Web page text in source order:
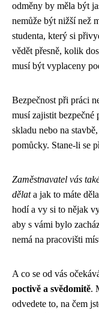
odměny by měla být
nemůže být nižší než
studenta, který si
vědět přesně, kolik
musí být vyplaceny
Bezpečnost při práci
musí zajistit bezpečné
skladu nebo na
pomůcky. Stane-li se
Zaměstnavatel vás
dělata jak to máte
hodí a vy si to nějak
aby s vámi bylo
nemá na pracovišti
A co se od vás
poctivě a svědomitě.
odvedete to, na čem